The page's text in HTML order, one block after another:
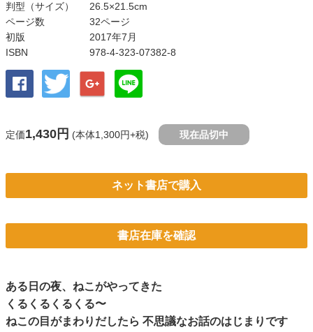
判型（サイズ）
26.5×21.5cm
ページ数
32ページ
初版
2017年7月
ISBN
978-4-323-07382-8
定価1,430円 (本体1,300円+税) 現在品切中
ネット書店で購入
書店在庫を確認
ある日の夜、ねこがやってきた
くるくるくるくる〜
ねこの目がまわりだしたら 不思議なお話のはじまりです